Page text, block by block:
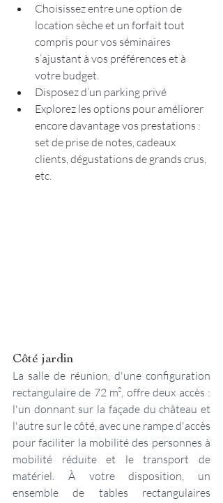
Choisissez entre une option de
location sèche et un forfait tout
compris pour vos séminaires
s’ajustant à vos préférences et à
votre budget.
Disposez d’un parking privé
Explorez les options pour améliorer
encore davantage vos prestations :
set de prise de notes, cadeaux
clients, dégustations de grands crus,
etc.
Côté jardin
La salle de réunion, d'une configuration
rectangulaire de 72 m², offre deux accès :
l'un donnant sur la façade du château et
l'autre sur le côté, avec une rampe d'accès
pour faciliter la mobilité des personnes à
mobilité réduite et le transport de
matériel. À votre disposition, un
ensemble de tables rectangulaires